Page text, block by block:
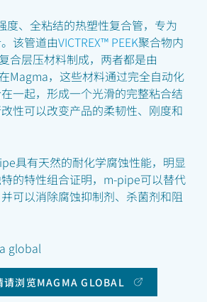
度、全粘结的热塑性复合管，专为
该管道由VICTREX™ PEEK聚合物内
合层压材料制成，两者都是由
Magma，这些材料通过完全自动化
一起，形成一个光滑的完整粘合结
性可以改变产品的柔韧性、刚度和
具有天然的耐化学腐蚀性能，明显
的特性组合证明，m-pipe可以替代
可以消除腐蚀抑制剂、杀菌剂和阻
global
请浏览MAGMA GLOBAL